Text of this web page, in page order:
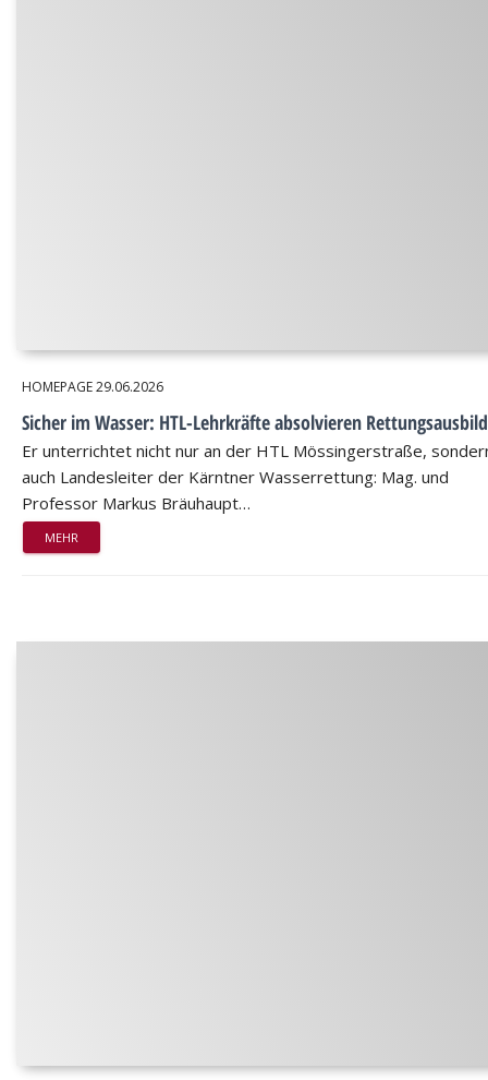
HOMEPAGE29.06.2026
Sicher im Wasser: HTL-Lehrkräfte absolvieren
Er unterrichtet nicht nur an der HTL Mössingerstraße,
auch Landesleiter der Kärntner Wasserrettung: Mag. und
Professor Markus Bräuhaupt…
MEHR